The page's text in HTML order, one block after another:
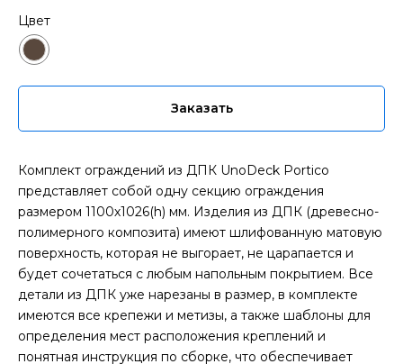
Цвет
Заказать
Комплект ограждений из ДПК UnoDeck Portico
представляет собой одну секцию ограждения
размером 1100х1026(h) мм. Изделия из ДПК (древесно-
полимерного композита) имеют шлифованную матовую
поверхность, которая не выгорает, не царапается и
будет сочетаться с любым напольным покрытием. Все
детали из ДПК уже нарезаны в размер, в комплекте
имеются все крепежи и метизы, а также шаблоны для
определения мест расположения креплений и
понятная инструкция по сборке, что обеспечивает